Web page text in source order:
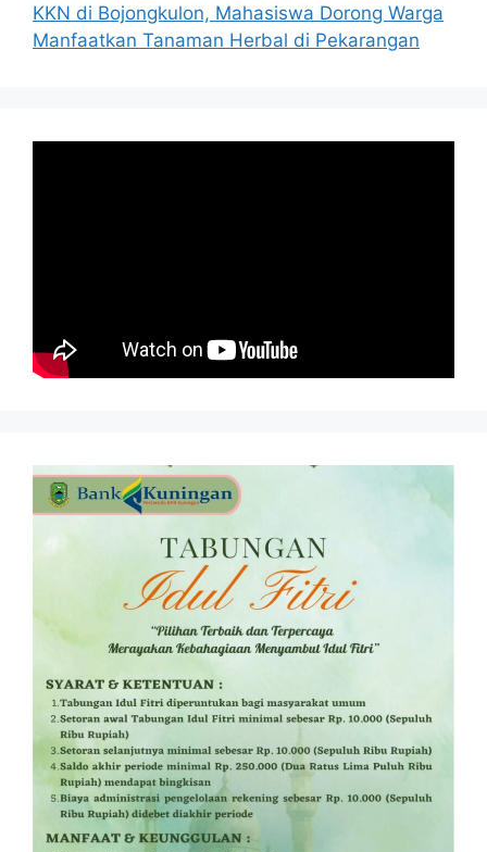
KKN di Bojongkulon, Mahasiswa Dorong Warga
Manfaatkan Tanaman Herbal di Pekarangan